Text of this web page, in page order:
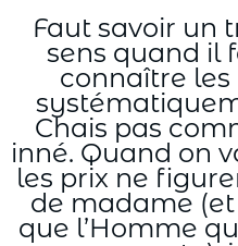
Faut savoir un
sens quand il
connaître les
Chais pas
inné. Quand on
les prix ne
de madame (et
que l’Homme